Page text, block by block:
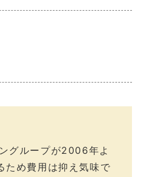
グループが2006年よ
ため費用は抑え気味で